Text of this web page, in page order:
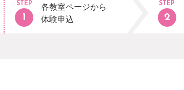
STEP
各教室ページから
体験申込
STEP